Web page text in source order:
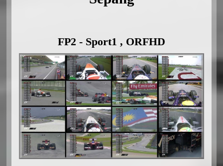
FP2 - Sport1 , ORFHD